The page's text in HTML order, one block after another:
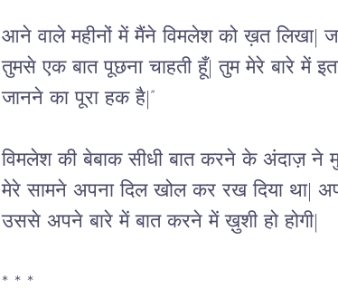
आने वाले महीनों में मैंने विमलेश को ख़त लिखा|
तुमसे एक बात पूछना चाहती हूँ| तुम मेरे बारे में
जानने का पूरा हक है|”
विमलेश की बेबाक सीधी बात करने के अंदाज़ ने
मेरे सामने अपना दिल खोल कर रख दिया था|
उससे अपने बारे में बात करने में ख़ुशी हो होगी|
* * *